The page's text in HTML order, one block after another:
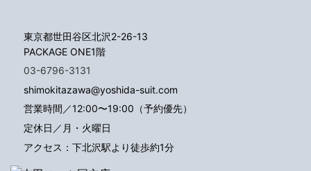
東京都世田谷区北沢2-26-13
PACKAGE ONE1階
03-6796-3131
shimokitazawa@yoshida-suit.com
営業時間／12:00〜19:00（予約優先）
定休日／月・火曜日
アクセス：下北沢駅より徒歩約1分